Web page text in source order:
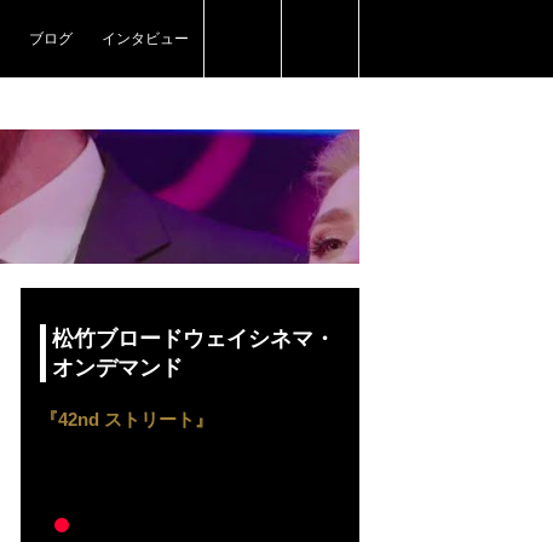
ブログ インタビュー
松竹ブロードウェイシネマ・
オンデマンド
『42nd ストリート』